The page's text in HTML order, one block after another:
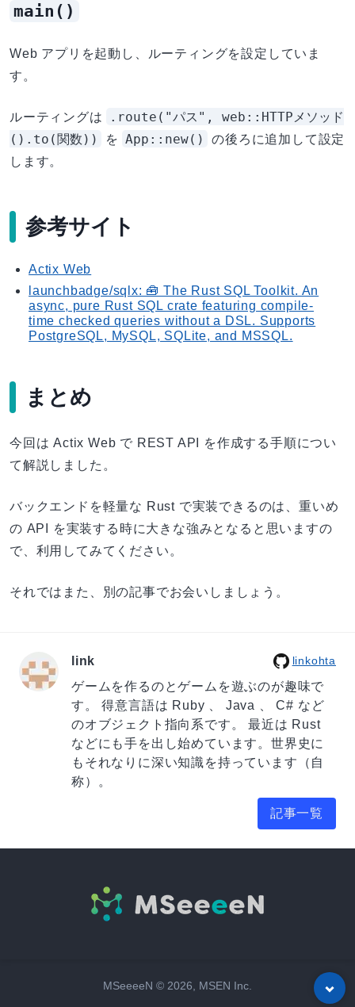
main()
Web アプリを起動し、ルーティングを設定していま
す。
ルーティングは
.route("パス", web::HTTPメソッド
().to(関数))
を App::new()
の後ろに追加して設定
します。
参考サイト
Actix Web
launchbadge/sqlx: 🧰 The Rust SQL Toolkit. An
async, pure Rust SQL crate featuring compile-
time checked queries without a DSL. Supports
PostgreSQL, MySQL, SQLite, and MSSQL.
まとめ
今回は Actix Web で REST API を作成する手順につい
て解説しました。
バックエンドを軽量な Rust で実装できるのは、重いめ
の API を実装する時に大きな強みとなると思いますの
で、利用してみてください。
それではまた、別の記事でお会いしましょう。
link linkohta
ゲームを作るのとゲームを遊ぶのが趣味で
す。 得意言語は Ruby 、 Java 、 C# など
のオブジェクト指向系です。 最近は Rust
などにも手を出し始めています。世界史に
もそれなりに深い知識を持っています（自
称）。
記事一覧
MSeeeeN © 2026 , MSEN Inc.